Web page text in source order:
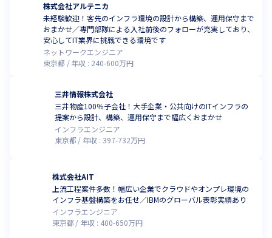
株式会社アルテニカ
未経験歓迎！客先のインフラ環境の設計から構築、運用保守まで
おまかせ／専門部隊による入社前後のフォローが充実しており、
安心してIT業界に挑戦できる環境です
ネットワークエンジニア
東京都
年収 : 240-600万円
三井情報株式会社
三井物産100％子会社！大手企業・公共向けのITインフラの
提案から設計、構築、運用保守まで幅広くおまかせ
インフラエンジニア
東京都
年収 : 397-732万円
株式会社AIT
上流工程案件多数！幅広い企業でクラウドやオンプレ環境の
インフラ基盤構築をお任せ／IBMのグローバル表彰実績あり
インフラエンジニア
東京都
年収 : 400-650万円